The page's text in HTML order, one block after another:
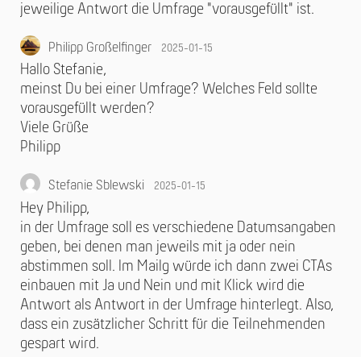
jeweilige Antwort die Umfrage "vorausgefüllt" ist.
Philipp Großelfinger 2025-01-15
Hallo Stefanie,
meinst Du bei einer Umfrage? Welches Feld sollte
vorausgefüllt werden?
Viele Grüße
Philipp
Stefanie Sblewski 2025-01-15
Hey Philipp,
in der Umfrage soll es verschiedene Datumsangaben
geben, bei denen man jeweils mit ja oder nein
abstimmen soll. Im Mailg würde ich dann zwei CTAs
einbauen mit Ja und Nein und mit Klick wird die
Antwort als Antwort in der Umfrage hinterlegt. Also,
dass ein zusätzlicher Schritt für die Teilnehmenden
gespart wird.